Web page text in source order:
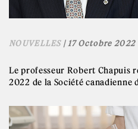
NOUVELLES| 17 Octobre 2022
Le professeur Robert Chapuis
2022 de la Société canadienne